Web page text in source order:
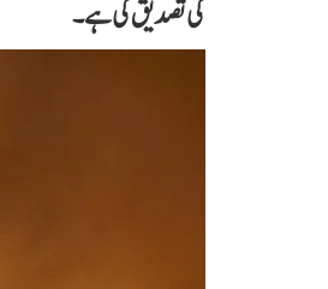
کی تصدیق کی ہے۔